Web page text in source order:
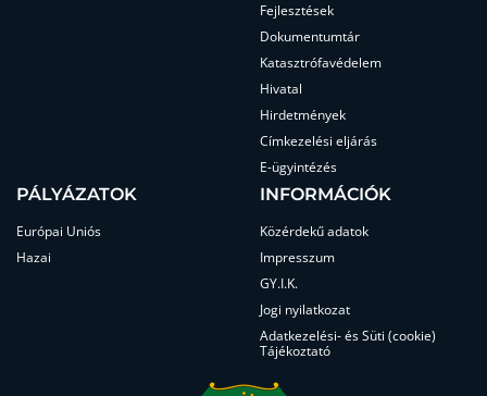
Fejlesztések
Dokumentumtár
Katasztrófavédelem
Hivatal
Hirdetmények
Címkezelési eljárás
E-ügyintézés
PÁLYÁZATOK
Európai Uniós
Hazai
INFORMÁCIÓK
Közérdekű adatok
Impresszum
GY.I.K.
Jogi nyilatkozat
Adatkezelési- és Süti (cookie)
Tájékoztató